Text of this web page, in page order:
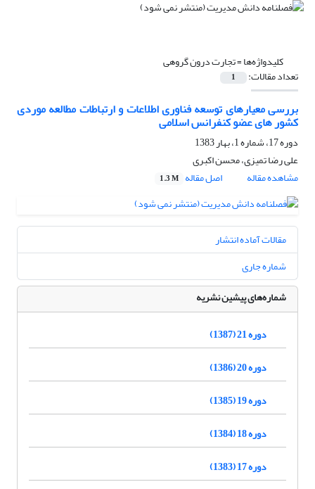
کلیدواژه‌ها =تجارت درون گروهی
تعداد مقالات: 1
بررسی معیارهای توسعه فناوری اطلاعات و ارتباطات مطالعه موردی
کشور های عضو کنفرانس اسلامی
دوره 17، شماره 1، بهار 1383
علی رضا تمیزی، محسن اکبری
مشاهده مقاله
اصل مقاله 1.3 M
مقالات آماده انتشار
شماره جاری
شماره‌های پیشین نشریه
دوره 21 (1387)
دوره 20 (1386)
دوره 19 (1385)
دوره 18 (1384)
دوره 17 (1383)